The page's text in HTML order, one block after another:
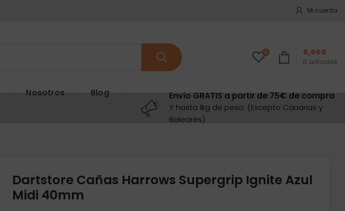
Mi cuenta
0
0 artículos
0,00€
Nosotros Blog Envío GRATIS a partir de 75€ de compra
Y hasta 1kg de peso. (Excepto Canarias y
Baleares)
Dartstore Cañas Harrows Supergrip Ignite Azul
Midi 40mm